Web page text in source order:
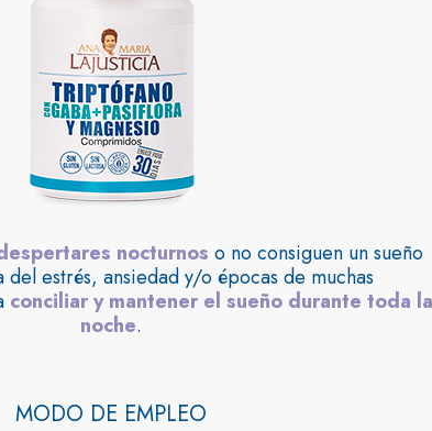
nocturnos o no consiguen un sueño
estrés, ansiedad y/o épocas de muchas
conciliar y mantener el sueño durante toda la
noche.
MODO DE EMPLEO